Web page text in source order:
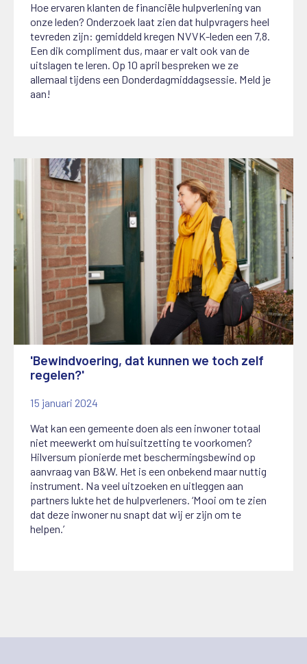
Hoe ervaren klanten de financiële hulpverlening van
onze leden? Onderzoek laat zien dat hulpvragers heel
tevreden zijn: gemiddeld kregen NVVK-leden een 7,8.
Een dik compliment dus, maar er valt ook van de
uitslagen te leren. Op 10 april bespreken we ze
allemaal tijdens een Donderdagmiddagsessie. Meld je
aan!
'Bewindvoering, dat kunnen we toch zelf
regelen?'
15 januari 2024
Wat kan een gemeente doen als een inwoner totaal
niet meewerkt om huisuitzetting te voorkomen?
Hilversum pionierde met beschermingsbewind op
aanvraag van B&W. Het is een onbekend maar nuttig
instrument. Na veel uitzoeken en uitleggen aan
partners lukte het de hulpverleners. ‘Mooi om te zien
dat deze inwonernu snapt dat wij er zijn om te
helpen.’